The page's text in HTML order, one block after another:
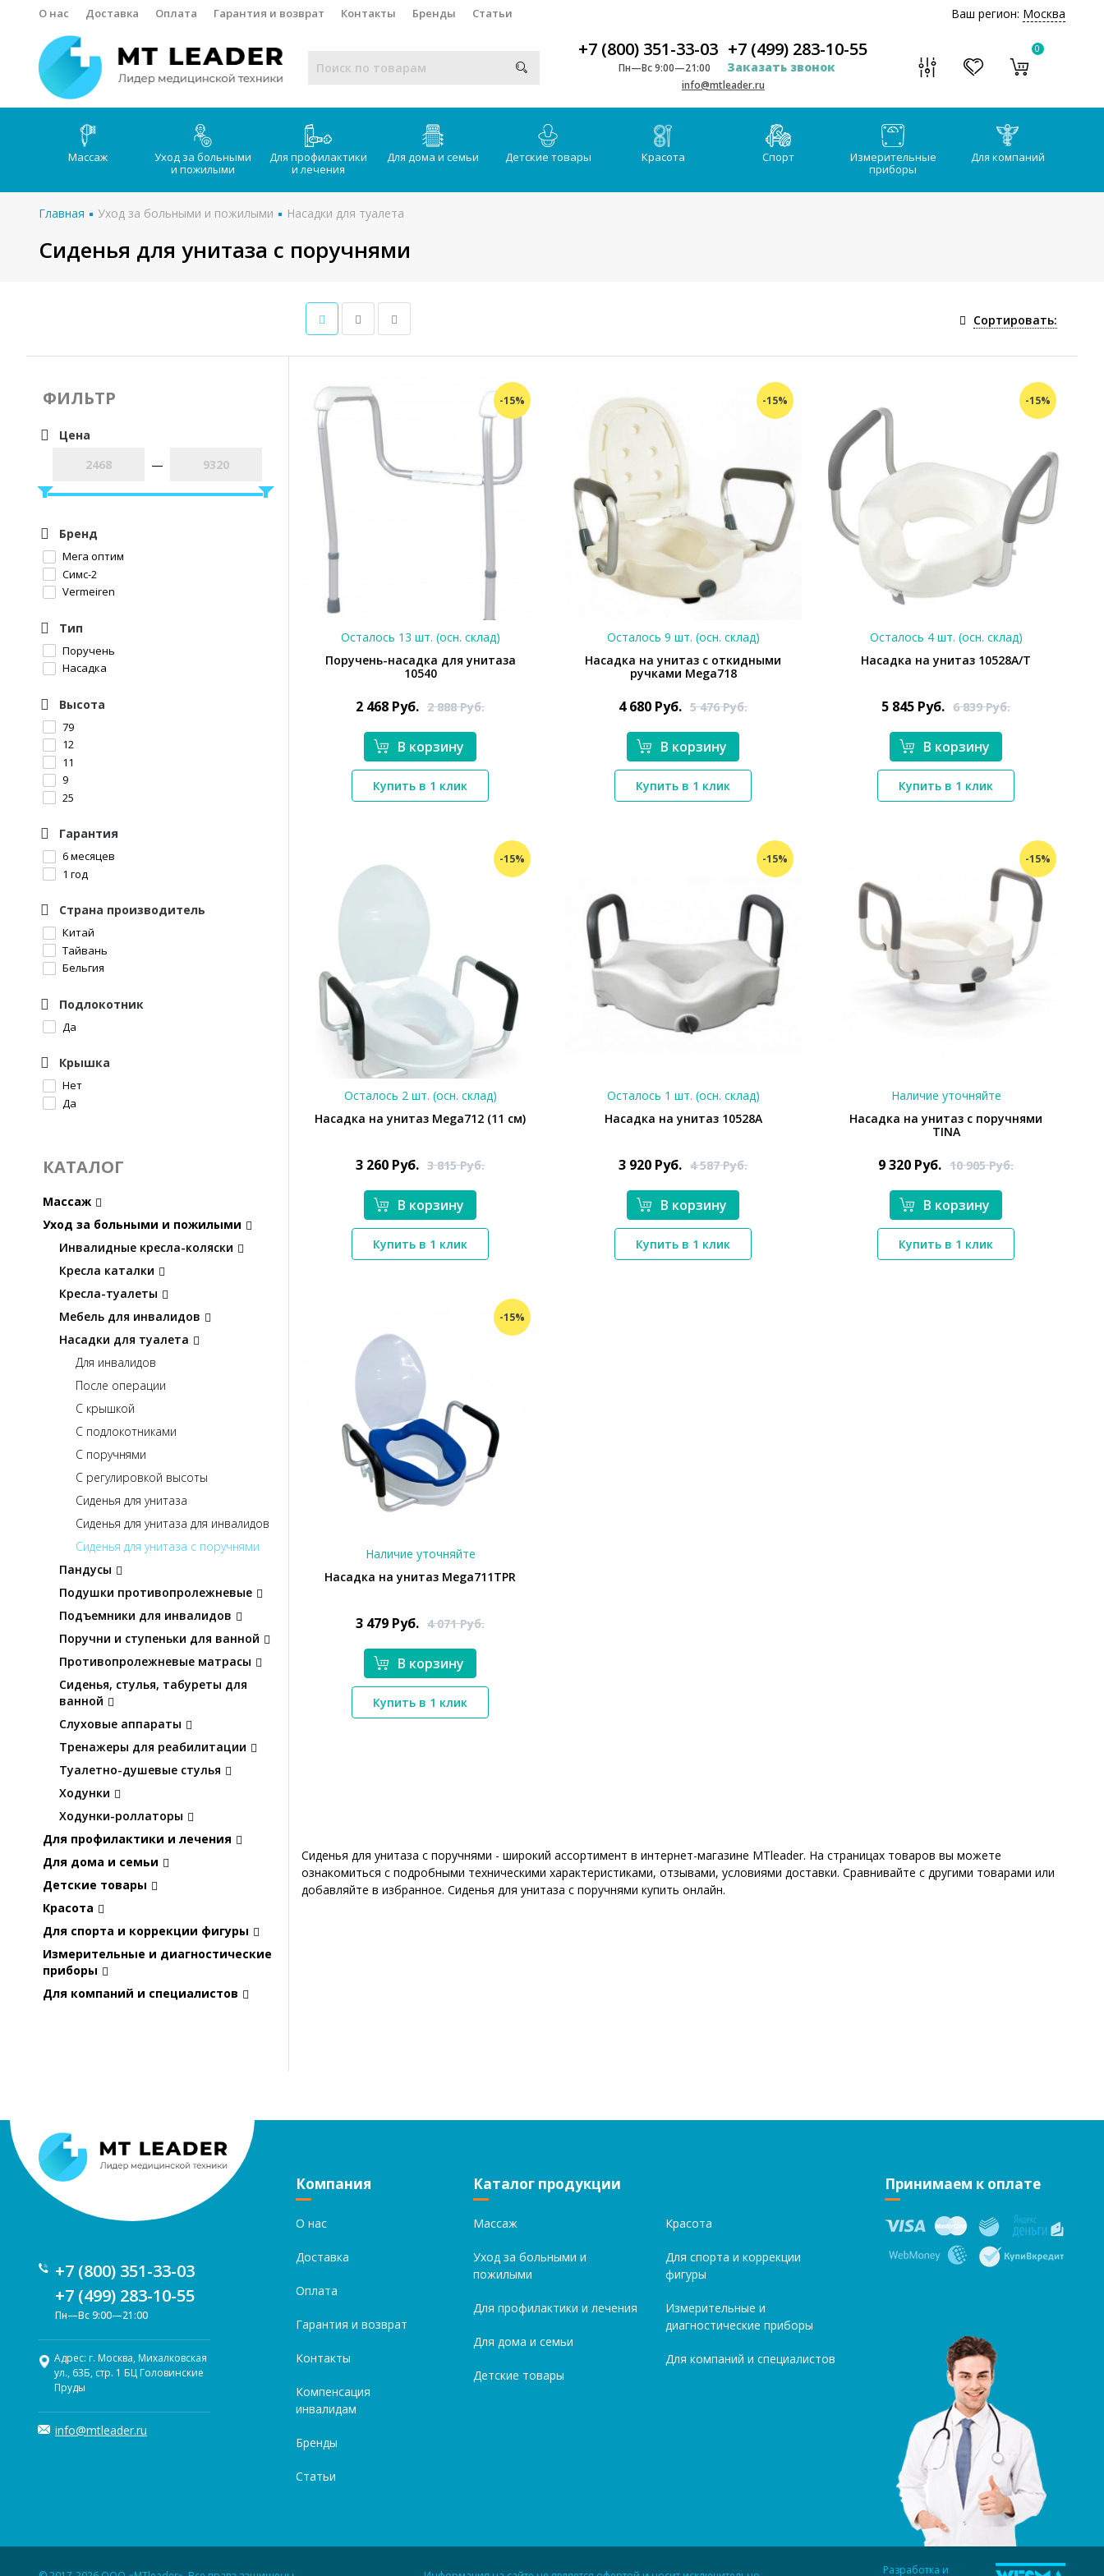
О нас Доставка Оплата Гарантия и возврат Контакты Бренды Статьи Ваш регион: Москва
+7 (800) 351-33-03 +7 (499) 283-10-55
Пн—Вс 9:00—21:00 Заказать звонок
info@mtleader.ru
0
Массаж
Уход за больными
и пожилыми
Для профилактики
и лечения
Для дома и семьи Детские товары Красота Спорт
Измерительные
приборы
Для компаний
Главная Уход за больными и пожилыми Насадки для туалета
Сиденья для унитаза с поручнями
Сортировать:
ФИЛЬТР
Цена
—
Бренд
Мега оптим
Симс-2
Vermeiren
Тип
Поручень
Насадка
Высота
79
12
11
9
25
Гарантия
6 месяцев
1 год
Страна производитель
Китай
Тайвань
Бельгия
Подлокотник
Да
Крышка
Нет
Да
КАТАЛОГ
Массаж
Уход за больными и пожилыми
Инвалидные кресла-коляски
Кресла каталки
Кресла-туалеты
Мебель для инвалидов
Насадки для туалета
Для инвалидов
После операции
С крышкой
С подлокотниками
С поручнями
С регулировкой высоты
Сиденья для унитаза
Сиденья для унитаза для инвалидов
Сиденья для унитаза с поручнями
Пандусы
Подушки противопролежневые
Подъемники для инвалидов
Поручни и ступеньки для ванной
Противопролежневые матрасы
Сиденья, стулья, табуреты для
ванной
Слуховые аппараты
Тренажеры для реабилитации
Туалетно-душевые стулья
Ходунки
Ходунки-роллаторы
Для профилактики и лечения
Для дома и семьи
Детские товары
Красота
Для спорта и коррекции фигуры
Измерительные и диагностические
приборы
Для компаний и специалистов
-15%
*}
Осталось 13 шт. (осн. склад)
Поручень-насадка для унитаза
10540
2 468 Руб. 2 888Руб.
В корзину
Купить в 1 клик
-15%
*}
Осталось 9 шт. (осн. склад)
Насадка на унитаз с откидными
ручками Mega718
4 680 Руб. 5 476Руб.
В корзину
Купить в 1 клик
-15%
*}
Осталось 4 шт. (осн. склад)
Насадка на унитаз 10528А/T
5 845 Руб. 6 839Руб.
В корзину
Купить в 1 клик
-15%
Осталось 2 шт. (осн. склад)
Насадка на унитаз Mega712 (11 см)
3 260 Руб. 3 815Руб.
В корзину
Купить в 1 клик
-15%
*}
Осталось 1 шт. (осн. склад)
Насадка на унитаз 10528А
3 920 Руб. 4 587Руб.
В корзину
Купить в 1 клик
-15%
*}
Наличие уточняйте
Насадка на унитаз с поручнями
TINA
9 320 Руб. 10 905Руб.
В корзину
Купить в 1 клик
-15%
*}
Наличие уточняйте
Насадка на унитаз Mega711TPR
3 479 Руб. 4 071Руб.
В корзину
Купить в 1 клик
Сиденья для унитаза с поручнями - широкий ассортимент в интернет-магазине MTleader. На страницах товаров вы можете
ознакомиться с подробными техническими характеристиками, отзывами, условиями доставки. Сравнивайте с другими товарами или
добавляйте в избранное. Сиденья для унитаза с поручнями купить онлайн.
+7 (800) 351-33-03
+7 (499) 283-10-55
Пн—Вс 9:00—21:00
Адрес: г. Москва, Михалковская
ул., 63Б, стр. 1 БЦ Головинские
Пруды
info@mtleader.ru
Компания
О нас
Доставка
Оплата
Гарантия и возврат
Контакты
Компенсация
инвалидам
Бренды
Статьи
Каталог продукции
Массаж
Уход за больными и
пожилыми
Для профилактики и лечения
Для дома и семьи
Детские товары
Красота
Для спорта и коррекции
фигуры
Измерительные и
диагностические приборы
Для компаний и специалистов
Принимаем к оплате
Разработка и